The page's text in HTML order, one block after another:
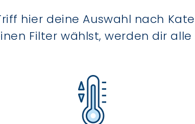
hier deine Auswahl nach
Filter wählst, werden dir